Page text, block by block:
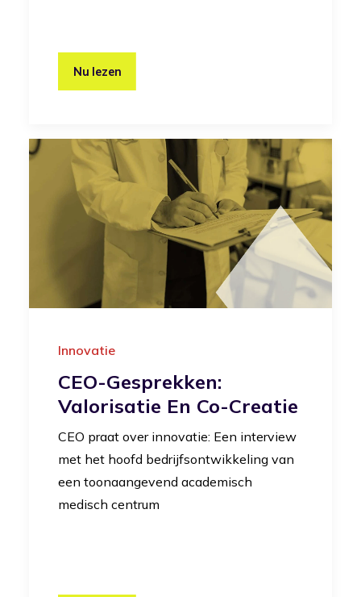
Nu lezen
Innovatie
CEO-Gesprekken:
Valorisatie En Co-Creatie
CEO praat over innovatie: Een interview
met het hoofd bedrijfsontwikkeling van
een toonaangevend academisch
medisch centrum